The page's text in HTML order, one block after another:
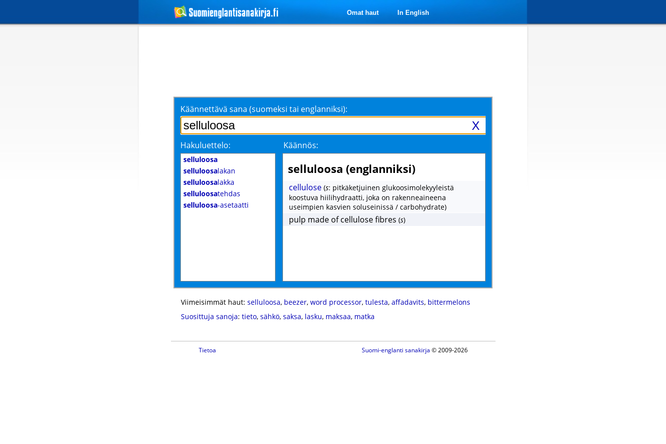
Omat haut In English
Käännettävä sana (suomeksi tai englanniksi):
X
Hakuluettelo: Käännös:
selluloosa
selluloosalakan
selluloosalakka
selluloosatehdas
selluloosa-asetaatti
selluloosa (englanniksi)
cellulose (s: pitkäketjuinen glukoosimolekyyleistä
koostuva hiilihydraatti, joka on rakenneaineena
useimpien kasvien soluseinissä / carbohydrate)
pulp made of cellulose fibres (s)
Viimeisimmät haut: selluloosa, beezer, word processor, tulesta, affadavits, bittermelons
Suosittuja sanoja: tieto, sähkö, saksa, lasku, maksaa, matka
Tietoa Suomi-englanti sanakirja © 2009-2026